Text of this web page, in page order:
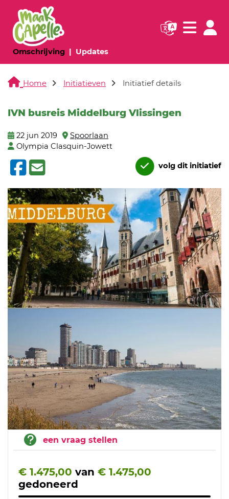
Omschrijving(huidige pagina)
Updates(huidige pagina)
Navigatie
Home Initiatieven Initiatief details
IVN busreis Middelburg Vlissingen
22 jun 2019
Spoorlaan
Olympia Clasquin-Jowett
volg dit initiatief
een vraag stellen
€ 1.475,00 van € 1.475,00
gedoneerd